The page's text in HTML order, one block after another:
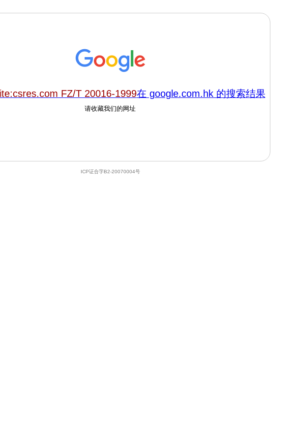
FZ/T 20016-1999在 google.com.hk 的搜索结果
请收藏我们的网址
ICP证合字B2-20070004号